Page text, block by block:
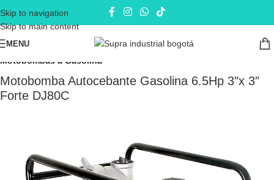
Skip to navigation
Skip to main content
MENU
Inicio Electrobombas - bombas eléctricas Motobombas
Motobombas a Gasolina
Motobomba Autocebante Gasolina 6.5Hp 3″x 3″
Forte DJ80C